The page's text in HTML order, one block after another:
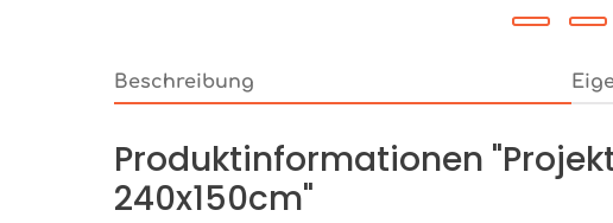
Beschreibung
Produktinformationen
240x150cm"